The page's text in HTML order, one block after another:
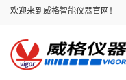
欢迎来到威格智能仪器官网！